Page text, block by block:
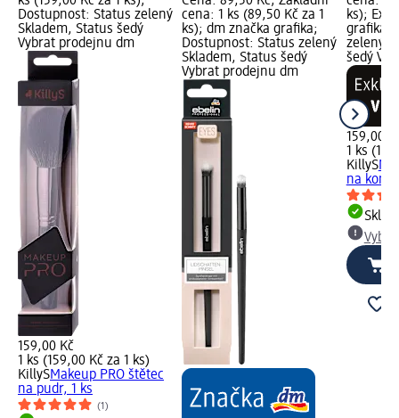
Dostupnost: Status zelený
Skladem, Status šedý
Vybrat prodejnu dm
159,00 Kč
1 ks (159,00 Kč za 1 ks)
KillySMakeup PRO štětec
na pudr, 1 ks
(1)
cena: 1 ks (89,50 Kč za 1
ks); dm značka grafika;
Dostupnost: Status zelený
Skladem, Status šedý
Vybrat prodejnu dm
ks);
grafika;
zelený
šedý
159,00
1 ks
KillyS
na